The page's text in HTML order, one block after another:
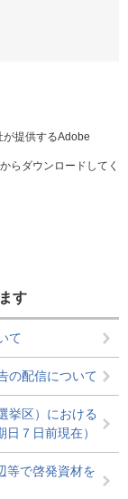
が提供するAdobe
らダウンロードしてく
す
て
の配信について
挙区）における
７日前現在）
等で啓発資材を